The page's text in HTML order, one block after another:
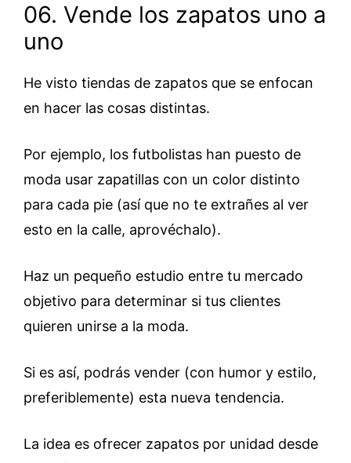
06. Vende los zapatos uno a
uno
He visto tiendas de zapatos que se enfocan
en hacer las cosas distintas.
Por ejemplo, los futbolistas han puesto de
moda usar zapatillas con un color distinto
para cada pie (así que no te extrañes al ver
esto en la calle, aprovéchalo).
Haz un pequeño estudio entre tu mercado
objetivo para determinar si tus clientes
quieren unirse a la moda.
Si es así, podrás vender (con humor y estilo,
preferiblemente) esta nueva tendencia.
La idea es ofrecer zapatos por unidad desde